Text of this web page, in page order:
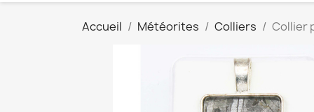
Accueil Météorites Colliers Collier